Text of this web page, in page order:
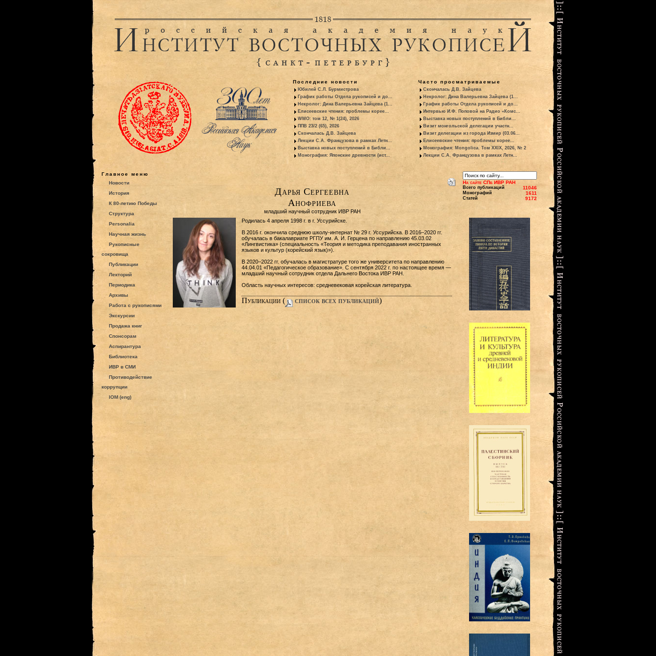
Последние новости
Юбилей С.Л. Бурмистрова
График работы Отдела рукописей и до...
Некролог: Дина Валерьевна Зайцева (1...
Елисеевские чтения: проблемы корее...
WMO: том 12, № 1(24), 2026
ППВ 23/2 (65), 2026
Скончалась Д.В. Зайцева
Лекции С.А. Французова в рамках Летн...
Выставка новых поступлений в Библи...
Монография: Японские древности (ист...
Часто просматриваемые
Скончалась Д.В. Зайцева
Некролог: Дина Валерьевна Зайцева (1...
График работы Отдела рукописей и до...
Интервью И.Ф. Поповой на Радио «Комс...
Выставка новых поступлений в Библи...
Визит монгольской делегации участн...
Визит делегации из города Измир (03.06...
Елисеевские чтения: проблемы корее...
Монография: Mongolica. Том XXIX, 2026, № 2
Лекции С.А. Французова в рамках Летн...
Главное меню
Новости
История
К 80-летию Победы
Структура
Personalia
Научная жизнь
Рукописные
сокровища
Публикации
Лекторий
Периодика
Архивы
Работа с рукописями
Экскурсии
Продажа книг
Спонсорам
Аспирантура
Библиотека
ИВР в СМИ
Противодействие
коррупции
IOM (eng)
Дарья Сергеевна
Анофриева
младший научный сотрудник ИВР РАН
Родилась 4 апреля 1998 г. в г. Уссурийске.
В 2016 г. окончила среднюю школу-интернат № 29 г. Уссурийска. В 2016–2020 гг.
обучалась в бакалавриате РГПУ им. А. И. Герцена по направлению 45.03.02
«Лингвистика» (специальность «Теория и методика преподавания иностранных
языков и культур (корейский язык)»).
В 2020–2022 гг. обучалась в магистратуре того же университета по направлению
44.04.01 «Педагогическое образование». С сентября 2022 г. по настоящее время —
младший научный сотрудник отдела Дальнего Востока ИВР РАН.
Область научных интересов: средневековая корейская литература.
Публикации ( cписок всех публикаций)
На сайте СПб ИВР РАН
Всего публикаций 11046
Монографий 1611
Статей 9172